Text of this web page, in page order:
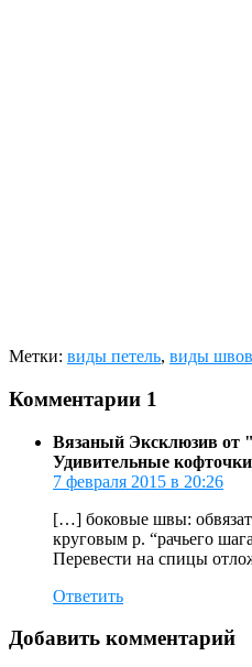
Метки: виды петель, виды швов
Комментарии 1
Вязаный Эксклюзив от
Удивительные
7 февраля 2015 в 20:26
[…] боковые швы:
круговым р. “рачьего
Перевести на спицы
Ответить
Добавить комментарий